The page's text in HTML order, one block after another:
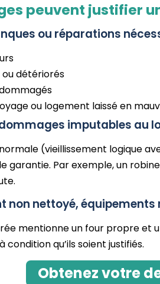
peuvent justifier
ou réparations
détériorés
ou logement laissé en
imputables au
normale (vieillissement logique
garantie. Par exemple, un
non nettoyé,
mentionne un four propre et
qu’ils soient justifiés.
Obtenez votre